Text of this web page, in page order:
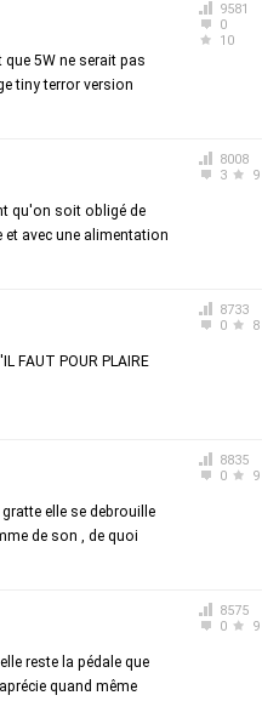
9581
0
10
5W ne serait pas
tiny terror version
8008
3
9
qu'on soit obligé de
avec une alimentation
8733
0
8
FAUT POUR PLAIRE
8835
0
9
elle se debrouille
de son , de quoi
8575
0
9
reste la pédale que
quand même